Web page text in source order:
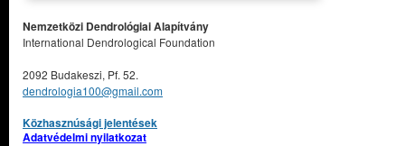
Nemzetközi Dendrológiai Alapítvány
International Dendrological Foundation
2092 Budakeszi, Pf. 52.
dendrologia100@gmail.com
Közhasznúsági jelentések
Adatvédelmi nyilatkozat